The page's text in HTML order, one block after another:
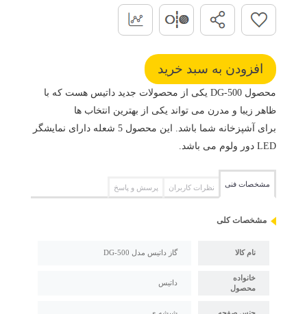
محصول DG-500 یکی از محصولات جدید داتیس هست که با
ظاهر زیبا و مدرن می تواند یکی از بهترین انتخاب ها
برای آشپزخانه شما باشد. این محصول 5 شعله دارای نمایشگر
LED دور ولوم می باشد.
مشخصات فنی نظرات کاربران پرسش و پاسخ
مشخصات کلی
نام کالا گاز داتیس مدل DG-500
خانواده
محصول
داتیس